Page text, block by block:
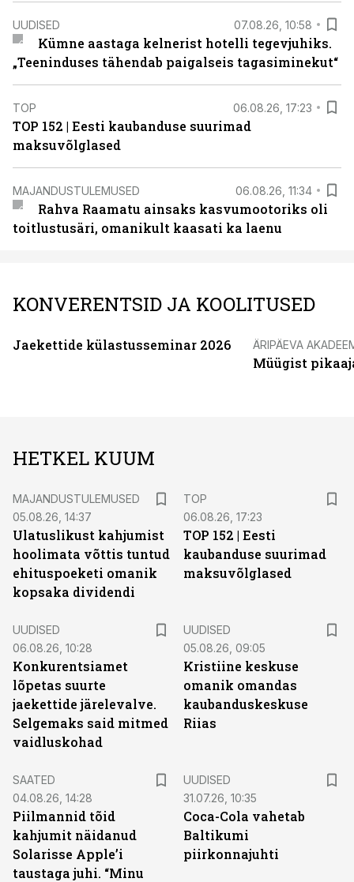
UUDISED 07.08.26, 10:58
Kümne aastaga kelnerist hotelli tegevjuhiks.
„Teeninduses tähendab paigalseis tagasiminekut“
TOP 06.08.26, 17:23
TOP 152 | Eesti kaubanduse suurimad
maksuvõlglased
MAJANDUSTULEMUSED 06.08.26, 11:34
Rahva Raamatu ainsaks kasvumootoriks oli
toitlustusäri, omanikult kaasati ka laenu
KONVERENTSID JA KOOLITUSED
Jaekettide külastusseminar 2026 ÄRIPÄEVA
Müügist
HETKEL KUUM
MAJANDUSTULEMUSED
05.08.26, 14:37
Ulatuslikust kahjumist
hoolimata võttis tuntud
ehituspoeketi omanik
kopsaka dividendi
TOP
06.08.26, 17:23
TOP 152 | Eesti
kaubanduse suurimad
maksuvõlglased
UUDISED
06.08.26, 10:28
Konkurentsiamet
lõpetas suurte
jaekettide järelevalve.
Selgemaks said mitmed
vaidluskohad
UUDISED
05.08.26, 09:05
Kristiine keskuse
omanik omandas
kaubanduskeskuse
Riias
SAATED
04.08.26, 14:28
Piilmannid tõid
kahjumit näidanud
Solarisse Apple’i
taustaga juhi. “Minu
UUDISED
31.07.26, 10:35
Coca-Cola vahetab
Baltikumi
piirkonnajuhti